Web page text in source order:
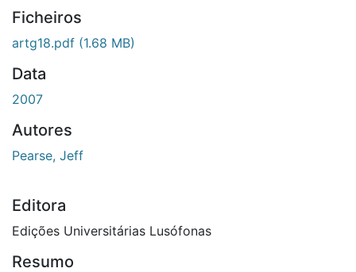
Ficheiros
artg18.pdf (1.68 MB)
Data
2007
Autores
Pearse, Jeff
Editora
Edições Universitárias Lusófonas
Resumo